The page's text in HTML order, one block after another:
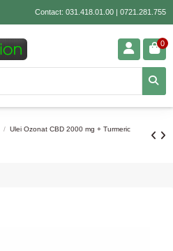
Contact: 031.418.01.00| 0721.281.755
0
Ulei Ozonat CBD 2000 mg + Turmeric